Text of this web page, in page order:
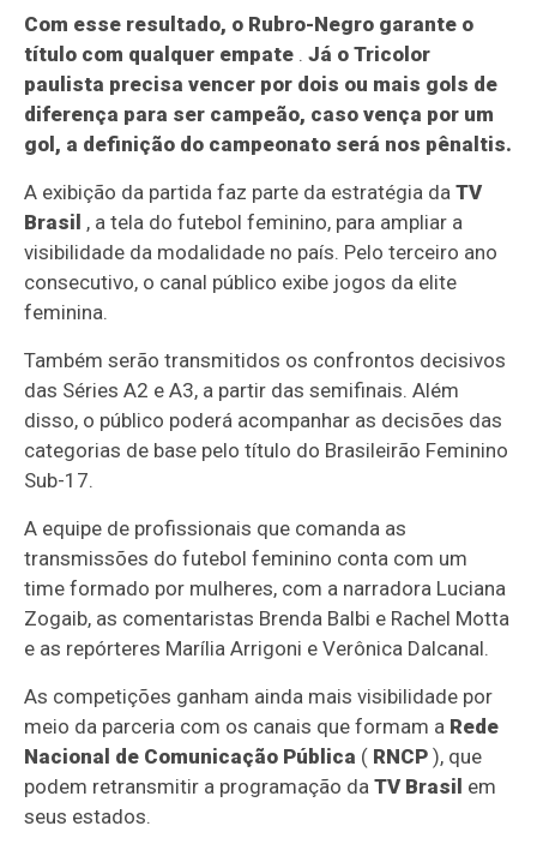
Com esse resultado, o Rubro-Negro garante o
título com qualquer empate .Já o Tricolor
paulista precisa vencer por dois ou mais gols de
diferença para ser campeão, caso vença por um
gol, a definição do campeonato será nos pênaltis.
A exibição da partida faz parte da estratégia daTV
Brasil , a tela do futebol feminino, para ampliar a
visibilidade da modalidade no país. Pelo terceiro ano
consecutivo, o canal público exibe jogos da elite
feminina.
Também serão transmitidos os confrontos decisivos
das Séries A2 e A3, a partir das semifinais. Além
disso, o público poderá acompanhar as decisões das
categorias de base pelo título do Brasileirão Feminino
Sub-17.
A equipe de profissionais que comanda as
transmissões do futebol feminino conta com um
time formado por mulheres, com a narradora Luciana
Zogaib, as comentaristas Brenda Balbi e Rachel Motta
e as repórteres Marília Arrigoni e Verônica Dalcanal.
As competições ganham ainda mais visibilidade por
meio da parceria com os canais que formam a Rede
Nacional de Comunicação Pública ( RNCP ), que
podem retransmitir a programação daTV Brasil em
seus estados.